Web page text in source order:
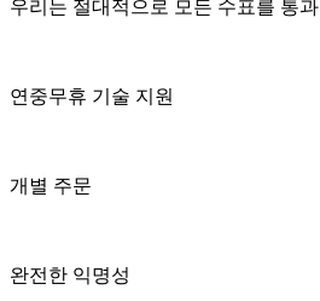
우리는 절대적으로 모든 수표를 통과
연중무휴 기술 지원
개별 주문
완전한 익명성